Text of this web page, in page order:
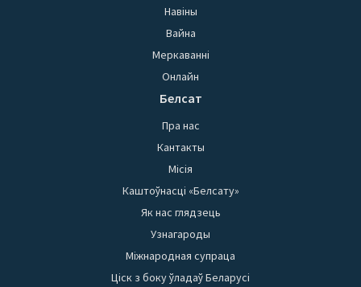
Навіны
Вайна
Меркаванні
Онлайн
Белсат
Пра нас
Кантакты
Місія
Каштоўнасці «Белсату»
Як нас глядзець
Узнагароды
Міжнародная супраца
Ціск з боку ўладаў Беларусі